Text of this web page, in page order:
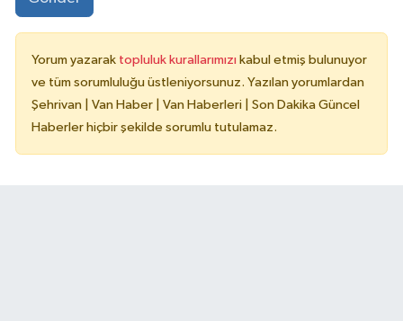
Yorum yazarak topluluk kurallarımızı kabul etmiş bulunuyor
ve tüm sorumluluğu üstleniyorsunuz. Yazılan yorumlardan
Şehrivan | Van Haber | Van Haberleri | Son Dakika Güncel
Haberler hiçbir şekilde sorumlu tutulamaz.